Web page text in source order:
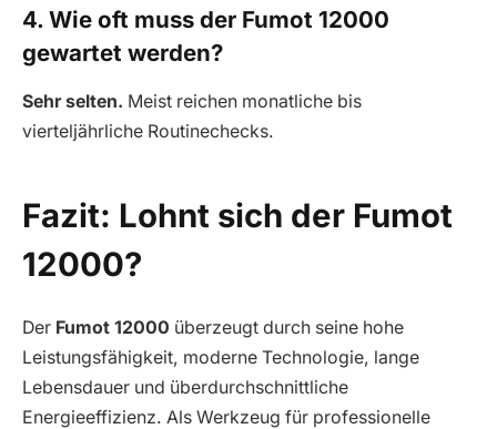
4. Wie oft muss der Fumot 12000
gewartet werden?
Sehr selten. Meist reichen monatliche bis
vierteljährliche Routinechecks.
Fazit: Lohnt sich der Fumot
12000?
Der Fumot 12000 überzeugt durch seine hohe
Leistungsfähigkeit, moderne Technologie, lange
Lebensdauer und überdurchschnittliche
Energieeffizienz. Als Werkzeug für professionelle